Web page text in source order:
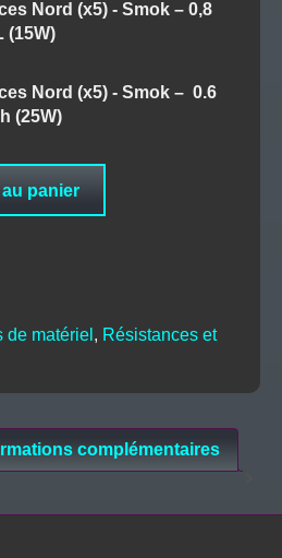
Nord (x5) - Smok – 0,8
(15W)
Nord (x5) - Smok – 0.6
(25W)
panier
de matériel , Résistances et
complémentaires